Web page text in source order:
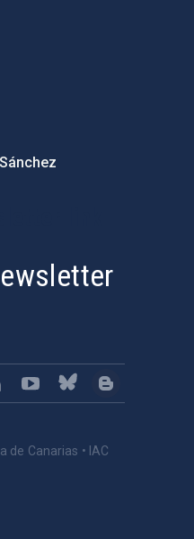
de Canarias • IAC